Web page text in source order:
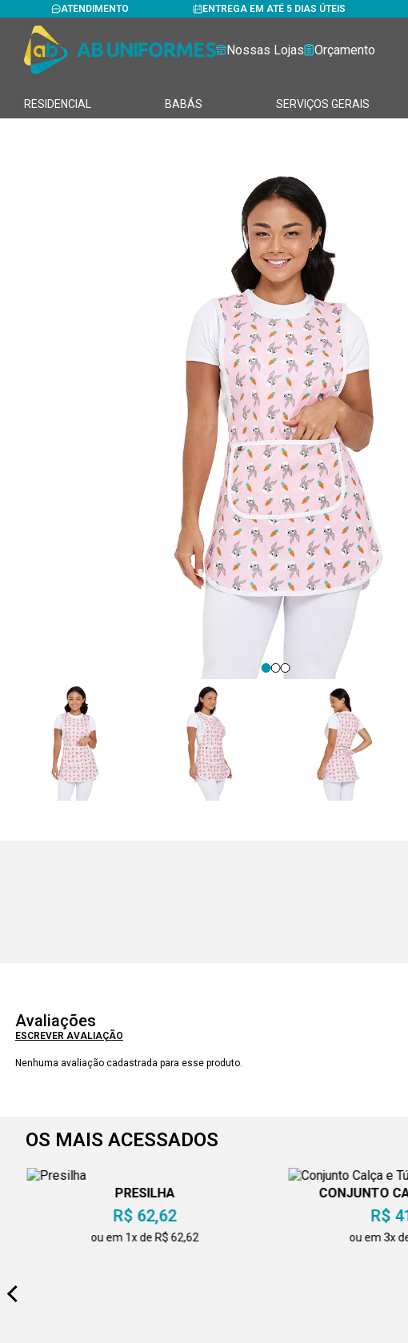
ATENDIMENTO ENTREGA EM ATÉ 5 DIAS ÚTEIS
Nossas Lojas Orçamento
RESIDENCIAL BABÁS SERVIÇOS GERAIS
Avaliações
ESCREVER AVALIAÇÃO
Nenhuma avaliação cadastrada para esse produto.
OS MAIS ACESSADOS
PRESILHA
R$ 62,62
ou em 1x de R$ 62,62
CONJUNTO
R$
ou em 3x